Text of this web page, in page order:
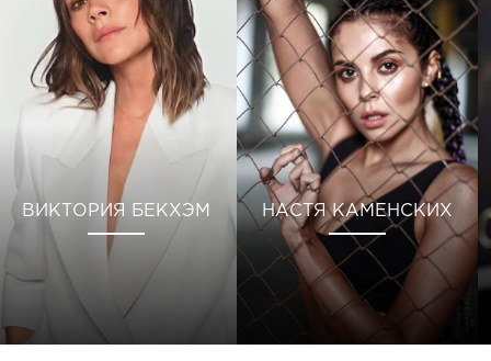
ВИКТОРИЯ БЕКХЭМ НАСТЯ КАМЕНСКИХ